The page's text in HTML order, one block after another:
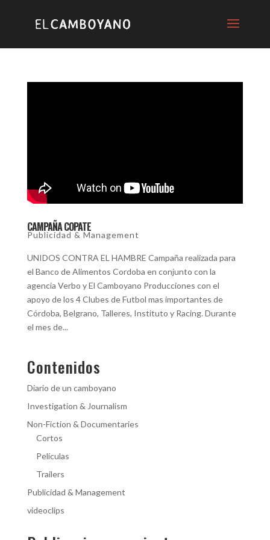
CAMPAÑA COPATE
Publicidad & Management
UNIDOS CONTRA EL HAMBRE Campaña realizada para
el Banco de Alimentos Cordoba en conjunto con la
agencia Verbo y El Camboyano Producciones con el
apoyo de los 4 Clubes de Futbol mas importantes de
Córdoba, Belgrano, Talleres, Instituto y Racing. Durante
el mes de...
Contenidos
Diario de un camboyano
Investigation & Journalism
Non-Fiction & Documentaries
Cortos
Películas
Trailers
Publicidad & Management
videoclips